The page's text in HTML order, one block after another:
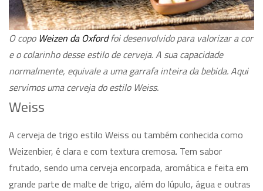
O copo Weizen da Oxfordfoi desenvolvido para valorizar a cor
e o colarinho desse estilo de cerveja. A sua capacidade
normalmente, equivale a uma garrafa inteira da bebida. Aqui
servimos uma cerveja do estilo Weiss.
Weiss
A cerveja de trigo estilo Weiss ou também conhecida como
Weizenbier, é clara e com textura cremosa. Tem sabor
frutado, sendo uma cerveja encorpada, aromática e feita em
grande parte de malte de trigo, além do lúpulo, água e outras